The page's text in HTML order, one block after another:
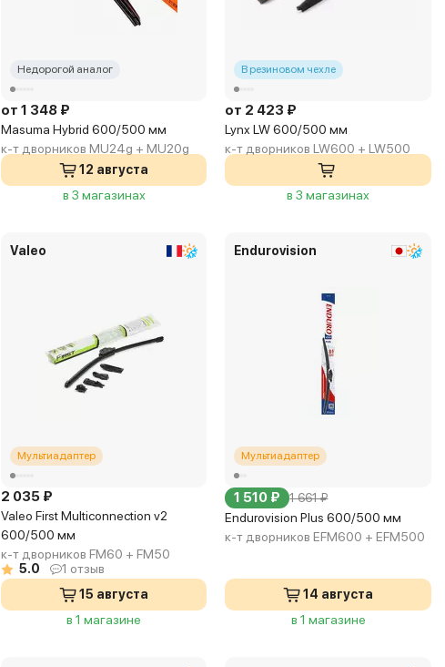
Недорогой аналог
от 1 348 ₽
Masuma Hybrid 600/500 мм
к-т дворников MU24g + MU20g
12 августа
в 3 магазинах
В резиновом чехле
от 2 423 ₽
Lynx LW 600/500 мм
к-т дворников LW600 + LW500
в 3 магазинах
Valeo
Мультиадаптер
2 035 ₽
Valeo First Multiconnection v2
600/500 мм
к-т дворников FM60 + FM50
5.0
1 отзыв
15 августа
в 1 магазине
Endurovision
Мультиадаптер
1 510 ₽ 1 661 ₽
Endurovision Plus 600/500 мм
к-т дворников EFM600 + EFM500
14 августа
в 1 магазине